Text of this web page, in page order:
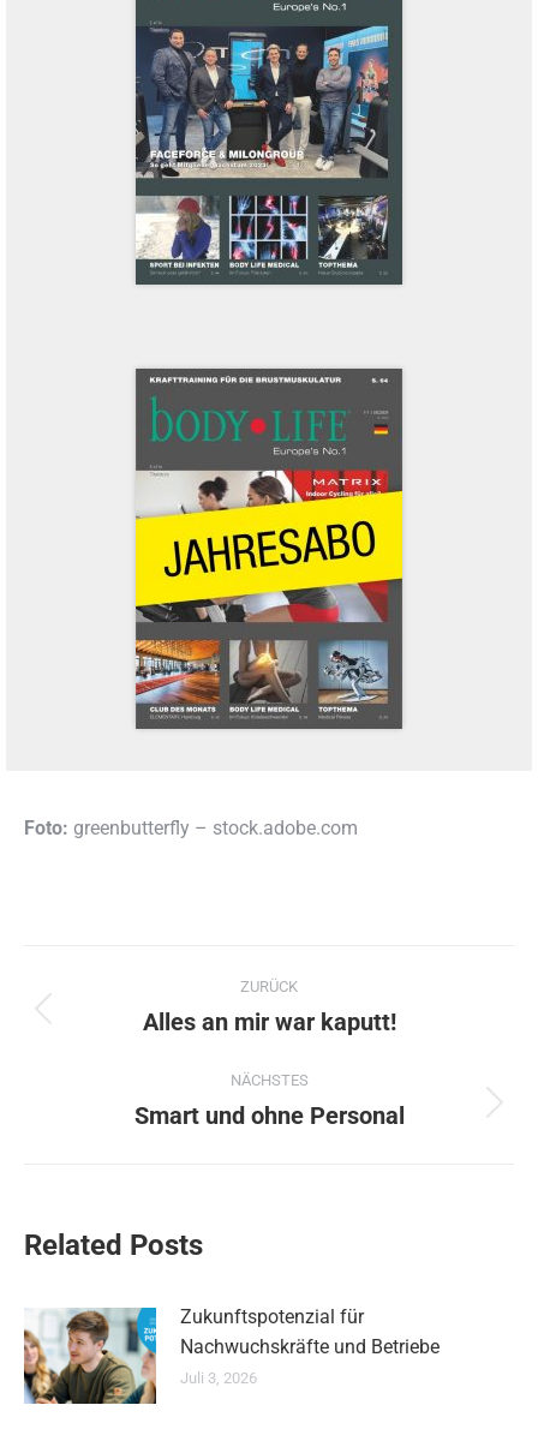
Foto: greenbutterfly – stock.adobe.com
Kommentarnavigation
ZURÜCK
Vorheriger
Alles an mir war kaputt!
NÄCHSTES
Nächster
Smart und ohne Personal
Related Posts
Zukunftspotenzial für
Nachwuchskräfte und Betriebe
Juli 3, 2026